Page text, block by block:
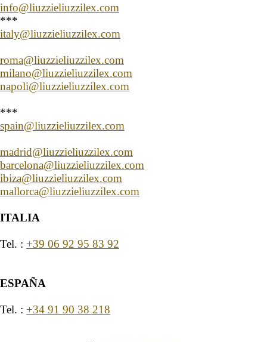
info@liuzzieliuzzilex.com
***
italy@liuzzieliuzzilex.com
roma@liuzzieliuzzilex.com
milano@liuzzieliuzzilex.com
napoli@liuzzieliuzzilex.com
***
spain@liuzzieliuzzilex.com
madrid@liuzzieliuzzilex.com
barcelona@liuzzieliuzzilex.com
ibiza@liuzzieliuzzilex.com
mallorca@liuzzieliuzzilex.com
ITALIA
Tel. : +39 06 92 95 83 92
ESPAÑA
Tel. : +34 91 90 38 218